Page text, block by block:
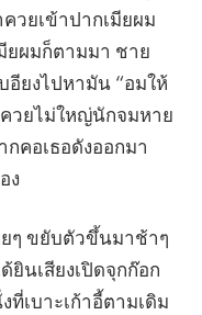
วยเข้าปากเมียผม
ยผมก็ตามมา ชาย
อียงไปหามัน “อมให้
วยไม่ใหญ่นักจมหาย
กคอเธอดังออกมา
ง
ๆ ขยับตัวขึ้นมาช้าๆ
นเสียงเปิดจุกก๊อก
เบาะเก้าอี้ตามเดิม